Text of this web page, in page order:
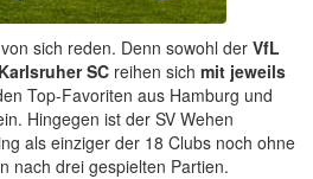
sich reden. Denn sowohl der VfL
SC reihen sich mit jeweils
Top-Favoriten aus Hamburg und
Hingegen ist der SV Wehen
als einziger der 18 Clubs noch ohne
nach drei gespielten Partien.